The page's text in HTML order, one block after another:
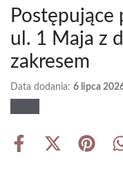
Postępujące
ul. 1 Maja z
zakresem
Data dodania: 6 lipca
Share
Share Share